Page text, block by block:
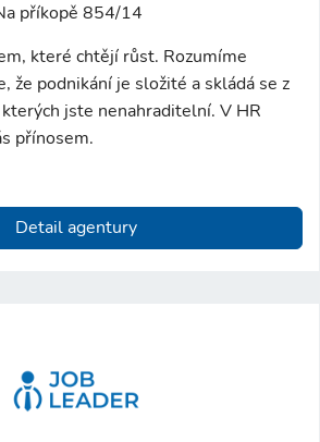
příkopě 854/14
které chtějí růst. Rozumíme
že podnikání je složité a skládá se z
jste nenahraditelní. V HR
přínosem.
Detail agentury